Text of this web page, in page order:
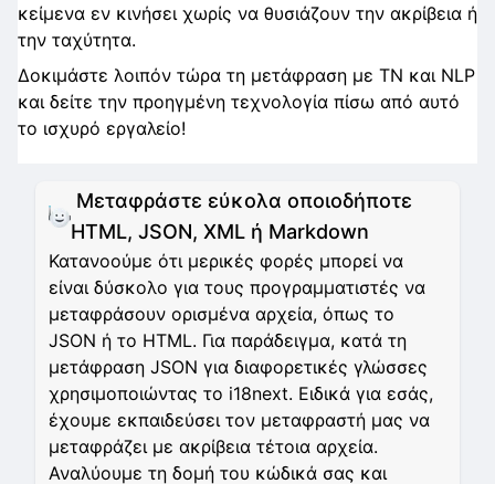
κείμενα εν κινήσει χωρίς να θυσιάζουν την ακρίβεια ή
την ταχύτητα.
Δοκιμάστε λοιπόν τώρα τη μετάφραση με ΤΝ και NLP
και δείτε την προηγμένη τεχνολογία πίσω από αυτό
το ισχυρό εργαλείο!
Μεταφράστε εύκολα οποιοδήποτε
HTML, JSON, XML ή Markdown
Κατανοούμε ότι μερικές φορές μπορεί να
είναι δύσκολο για τους προγραμματιστές να
μεταφράσουν ορισμένα αρχεία, όπως το
JSON ή το HTML. Για παράδειγμα, κατά τη
μετάφραση JSON για διαφορετικές γλώσσες
χρησιμοποιώντας το i18next. Ειδικά για εσάς,
έχουμε εκπαιδεύσει τον μεταφραστή μας να
μεταφράζει με ακρίβεια τέτοια αρχεία.
Αναλύουμε τη δομή του κώδικά σας και